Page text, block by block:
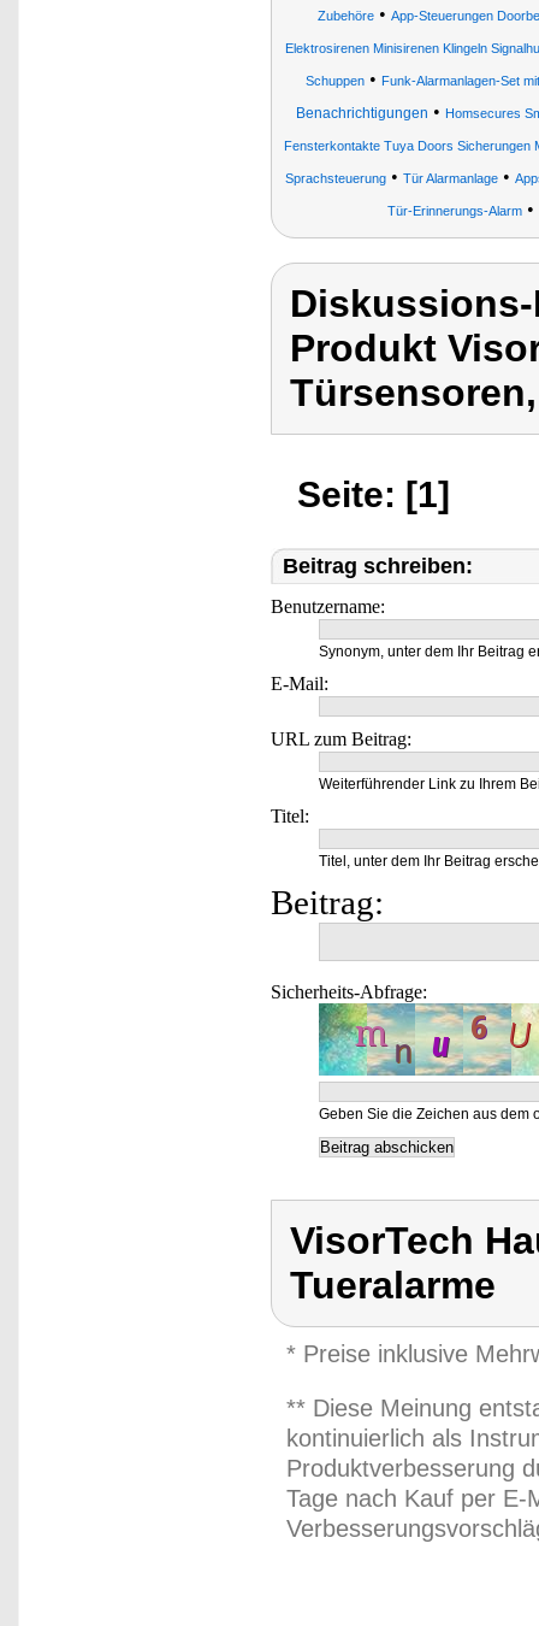
Zubehöre • App-Steuerungen
Elektrosirenen Minisirenen Klingeln
Schuppen• Funk-Alarmanlagen-Set
Benachrichtigungen • Homsecures
Fensterkontakte Tuya Doors Sicherungen
Sprachsteuerung• Tür Alarmanlage•
Tür-Erinnerungs-Alarm•
Produkt
Seite: [1]
Beitrag schreiben:
Benutzername:
Synonym, unter dem Ihr Beitrag
E-Mail:
URL zum Beitrag:
Weiterführender Link zu Ihrem
Titel:
Titel, unter dem Ihr Beitrag
Beitrag:
Sicherheits-Abfrage:
Geben Sie die Zeichen aus dem
VisorTech
Tueralarme
* Preise inklusive
** Diese Meinung
kontinuierlich als
Produktverbesserung
Tage nach Kauf per E-